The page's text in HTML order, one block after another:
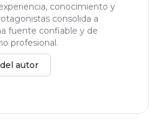
conocimiento y
consolida a
fuente confiable y de
profesional.
autor